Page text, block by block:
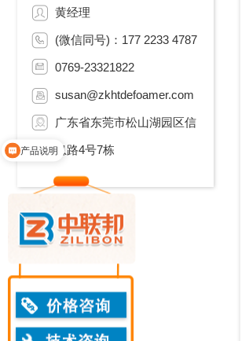
黄经理
(微信同号)：177 2233 4787
0769-23321822
susan@zkhtdefoamer.com
广东省东莞市松山湖园区信
息路4号7栋
产品说明